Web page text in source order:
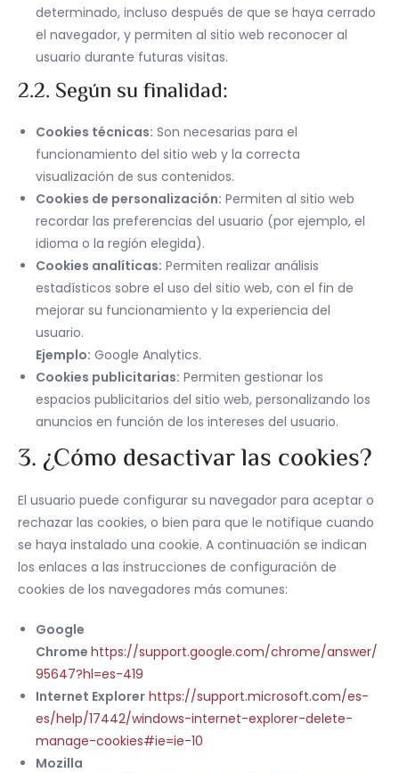
determinado, incluso después de que se haya cerrado
el navegador, y permiten al sitio web reconocer al
usuario durante futuras visitas.
2.2. Según su finalidad:
Cookies técnicas: Son necesarias para el
funcionamiento del sitio web y la correcta
visualización de sus contenidos.
Cookies de personalización: Permiten al sitio web
recordar las preferencias del usuario (por ejemplo, el
idioma o la región elegida).
Cookies analíticas: Permiten realizar análisis
estadísticos sobre el uso del sitio web, con el fin de
mejorar su funcionamiento y la experiencia del
usuario.
Ejemplo: Google Analytics.
Cookies publicitarias: Permiten gestionar los
espacios publicitarios del sitio web, personalizando los
anuncios en función de los intereses del usuario.
3. ¿Cómo desactivar las cookies?
El usuario puede configurar su navegador para aceptar o
rechazar las cookies, o bien para que le notifique cuando
se haya instalado una cookie. A continuación se indican
los enlaces a las instrucciones de configuración de
cookies de los navegadores más comunes:
Google
Chrome https://support.google.com/chrome/answer/
95647?hl=es-419
Internet Explorer https://support.microsoft.com/es-
es/help/17442/windows-internet-explorer-delete-
manage-cookies#ie=ie-10
Mozilla